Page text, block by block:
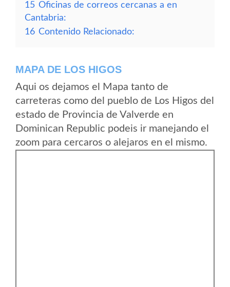
15 Oficinas de correos cercanas a en
Cantabria:
16 Contenido Relacionado:
MAPA DE LOS HIGOS
Aqui os dejamos el Mapa tanto de
carreteras como del pueblo de Los Higos del
estado de Provincia de Valverde en
Dominican Republic podeis ir manejando el
zoom para cercaros o alejaros en el mismo.